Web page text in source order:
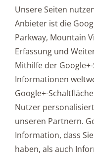
Unsere Seiten
Anbieter ist die
Parkway, Mountain
Erfassung und
Mithilfe der
Informationen
Google+-
Nutzer
unseren Partnern.
Information, dass
haben, als auch